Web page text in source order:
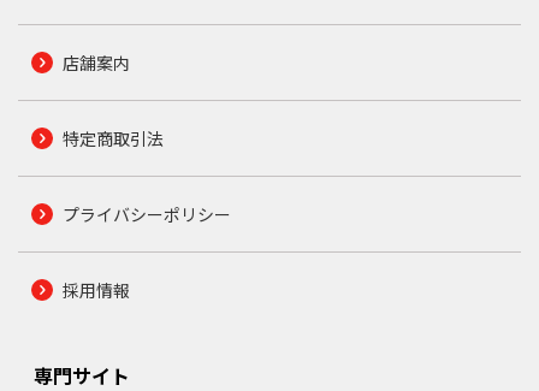
店舗案内
特定商取引法
プライバシーポリシー
採用情報
専門サイト